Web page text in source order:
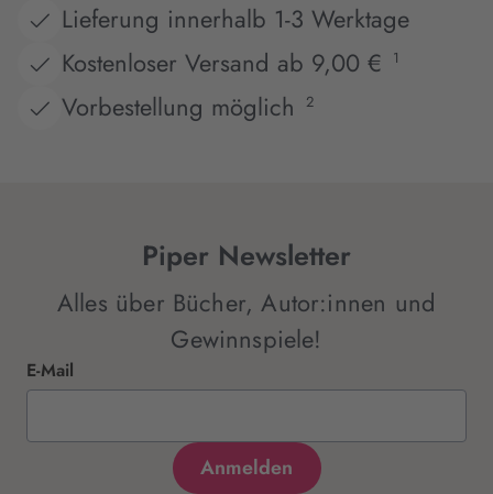
Lieferung innerhalb 1-3 Werktage
Kostenloser Versand ab 9,00 €
1
Vorbestellung möglich 2
Piper Newsletter
Alles über Bücher, Autor:innen und
Gewinnspiele!
E-Mail